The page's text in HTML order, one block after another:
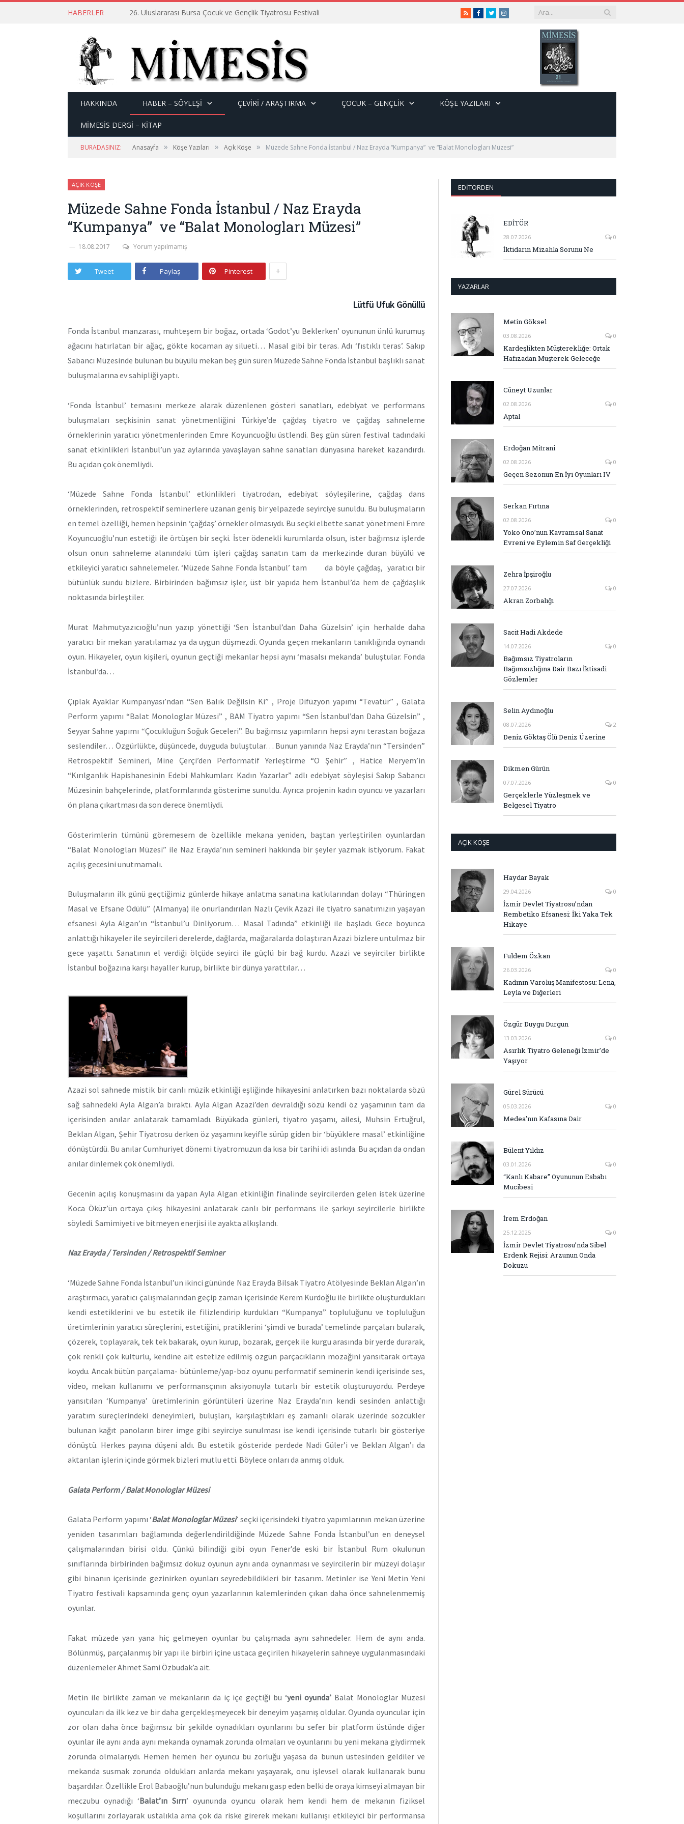
HABERLER 26. Uluslararası Bursa Çocuk ve Gençlik Tiyatrosu Festivali RSSFacebook
TwitterInstagram
HAKKINDA HABER – SÖYLEŞI ÇEVİRİ / ARAŞTIRMA ÇOCUK – GENÇLIK KÖŞE YAZILARI
MİMESİS DERGİ – KİTAP
BURADASINIZ: Anasayfa » Köşe Yazıları » Açık Köşe » Müzede Sahne Fonda İstanbul / Naz Erayda “Kumpanya” ve “Balat Monologları Müzesi”
AÇIK KÖŞE
Müzede Sahne Fonda İstanbul / Naz Erayda
“Kumpanya” ve “Balat Monologları Müzesi”
18.08.2017 Yorum yapılmamış
Tweet Paylaş Pinterest +
Lütfü Ufuk Gönüllü
Fonda İstanbul manzarası, muhteşem bir boğaz, ortada ‘Godot’yu Beklerken’ oyununun ünlü kurumuş
ağacını hatırlatan bir ağaç, gökte kocaman ay silueti… Masal gibi bir teras. Adı ‘fıstıklı teras’. Sakıp
Sabancı Müzesinde bulunan bu büyülü mekan beş gün süren Müzede Sahne Fonda İstanbul başlıklı sanat
buluşmalarına ev sahipliği yaptı.
‘Fonda İstanbul’ temasını merkeze alarak düzenlenen gösteri sanatları, edebiyat ve performans
buluşmaları seçkisinin sanat yönetmenliğini Türkiye’de çağdaş tiyatro ve çağdaş sahneleme
örneklerinin yaratıcı yönetmenlerinden Emre Koyuncuoğlu üstlendi. Beş gün süren festival tadındaki
sanat etkinlikleri İstanbul’un yaz aylarında yavaşlayan sahne sanatları dünyasına hareket kazandırdı.
Bu açıdan çok önemliydi.
‘Müzede Sahne Fonda İstanbul’ etkinlikleri tiyatrodan, edebiyat söyleşilerine, çağdaş dans
örneklerinden, retrospektif seminerlere uzanan geniş bir yelpazede seyirciye sunuldu. Bu buluşmaların
en temel özelliği, hemen hepsinin ‘çağdaş’ örnekler olmasıydı. Bu seçki elbette sanat yönetmeni Emre
Koyuncuoğlu’nun estetiği ile örtüşen bir seçki. İster ödenekli kurumlarda olsun, ister bağımsız işlerde
olsun onun sahneleme alanındaki tüm işleri çağdaş sanatın tam da merkezinde duran büyülü ve
etkileyici yaratıcı sahnelemeler. ‘Müzede Sahne Fonda İstanbul’ tam da böyle çağdaş, yaratıcı bir
bütünlük sundu bizlere. Birbirinden bağımsız işler, üst bir yapıda hem İstanbul’da hem de çağdaşlık
noktasında birleştiler.
Murat Mahmutyazıcıoğlu’nun yazıp yönettiği ‘Sen İstanbul’dan Daha Güzelsin’ için herhalde daha
yaratıcı bir mekan yaratılamaz ya da uygun düşmezdi. Oyunda geçen mekanların tanıklığında oynandı
oyun. Hikayeler, oyun kişileri, oyunun geçtiği mekanlar hepsi aynı ‘masalsı mekanda’ buluştular. Fonda
İstanbul’da…
Çıplak Ayaklar Kumpanyası’ndan “Sen Balık Değilsin Ki” , Proje Difüzyon yapımı “Tevatür” , Galata
Perform yapımı “Balat Monologlar Müzesi” , BAM Tiyatro yapımı “Sen İstanbul’dan Daha Güzelsin” ,
Seyyar Sahne yapımı “Çocukluğun Soğuk Geceleri”. Bu bağımsız yapımların hepsi aynı terastan boğaza
seslendiler… Özgürlükte, düşüncede, duyguda buluştular… Bunun yanında Naz Erayda’nın “Tersinden”
Retrospektif Semineri, Mine Çerçi’den Performatif Yerleştirme “O Şehir” , Hatice Meryem’in
“Kırılganlık Hapishanesinin Edebi Mahkumları: Kadın Yazarlar” adlı edebiyat söyleşisi Sakıp Sabancı
Müzesinin bahçelerinde, platformlarında gösterime sunuldu. Ayrıca projenin kadın oyuncu ve yazarları
ön plana çıkartması da son derece önemliydi.
Gösterimlerin tümünü göremesem de özellikle mekana yeniden, baştan yerleştirilen oyunlardan
“Balat Monologları Müzesi” ile Naz Erayda’nın semineri hakkında bir şeyler yazmak istiyorum. Fakat
açılış gecesini unutmamalı.
Buluşmaların ilk günü geçtiğimiz günlerde hikaye anlatma sanatına katkılarından dolayı “Thüringen
Masal ve Efsane Ödülü” (Almanya) ile onurlandırılan Nazlı Çevik Azazi ile tiyatro sanatımızın yaşayan
efsanesi Ayla Algan’ın “İstanbul’u Dinliyorum… Masal Tadında” etkinliği ile başladı. Gece boyunca
anlattığı hikayeler ile seyircileri derelerde, dağlarda, mağaralarda dolaştıran Azazi bizlere untulmaz bir
gece yaşattı. Sanatının el verdiği ölçüde seyirci ile güçlü bir bağ kurdu. Azazi ve seyirciler birlikte
İstanbul boğazına karşı hayaller kurup, birlikte bir dünya yarattılar…
Azazi sol sahnede mistik bir canlı müzik etkinliği eşliğinde hikayesini anlatırken bazı noktalarda sözü
sağ sahnedeki Ayla Algan’a bıraktı. Ayla Algan Azazi’den devraldığı sözü kendi öz yaşamının tam da
içerisinden anılar anlatarak tamamladı. Büyükada günleri, tiyatro yaşamı, ailesi, Muhsin Ertuğrul,
Beklan Algan, Şehir Tiyatrosu derken öz yaşamını keyifle sürüp giden bir ‘büyüklere masal’ etkinliğine
dönüştürdü. Bu anılar Cumhuriyet dönemi tiyatromuzun da kısa bir tarihi idi aslında. Bu açıdan da ondan
anılar dinlemek çok önemliydi.
Gecenin açılış konuşmasını da yapan Ayla Algan etkinliğin finalinde seyircilerden gelen istek üzerine
Koca Öküz’ün ortaya çıkış hikayesini anlatarak canlı bir performans ile şarkıyı seyircilerle birlikte
söyledi. Samimiyeti ve bitmeyen enerjisi ile ayakta alkışlandı.
Naz Erayda / Tersinden / Retrospektif Seminer
‘Müzede Sahne Fonda İstanbul’un ikinci gününde Naz Erayda Bilsak Tiyatro Atölyesinde Beklan Algan’ın
araştırmacı, yaratıcı çalışmalarından geçip zaman içerisinde Kerem Kurdoğlu ile birlikte oluşturdukları
kendi estetiklerini ve bu estetik ile filizlendirip kurdukları “Kumpanya” topluluğunu ve topluluğun
üretimlerinin yaratıcı süreçlerini, estetiğini, pratiklerini ‘şimdi ve burada’ temelinde parçaları bularak,
çözerek, toplayarak, tek tek bakarak, oyun kurup, bozarak, gerçek ile kurgu arasında bir yerde durarak,
çok renkli çok kültürlü, kendine ait estetize edilmiş özgün parçacıkların mozağini yansıtarak ortaya
koydu. Ancak bütün parçalama- bütünleme/yap-boz oyunu performatif seminerin kendi içerisinde ses,
video, mekan kullanımı ve performansçının aksiyonuyla tutarlı bir estetik oluşturuyordu. Perdeye
yansıtılan ‘Kumpanya’ üretimlerinin görüntüleri üzerine Naz Erayda’nın kendi sesinden anlattığı
yaratım süreçlerindeki deneyimleri, buluşları, karşılaştıkları eş zamanlı olarak üzerinde sözcükler
bulunan kağıt panoların birer imge gibi seyirciye sunulması ise kendi içerisinde tutarlı bir gösteriye
dönüştü. Herkes payına düşeni aldı. Bu estetik gösteride perdede Nadi Güler’i ve Beklan Algan’ı da
aktarılan işlerin içinde görmek bizleri mutlu etti. Böylece onları da anmış olduk.
Galata Perform / Balat Monologlar Müzesi
Galata Perform yapımı ‘Balat Monologlar Müzesi’ seçki içerisindeki tiyatro yapımlarının mekan üzerine
yeniden tasarımları bağlamında değerlendirildiğinde Müzede Sahne Fonda İstanbul’un en deneysel
çalışmalarından birisi oldu. Çünkü bilindiği gibi oyun Fener’de eski bir İstanbul Rum okulunun
sınıflarında birbirinden bağımsız dokuz oyunun aynı anda oynanması ve seyircilerin bir müzeyi dolaşır
gibi binanın içerisinde gezinirken oyunları seyredebildikleri bir tasarım. Metinler ise Yeni Metin Yeni
Tiyatro festivali kapsamında genç oyun yazarlarının kalemlerinden çıkan daha önce sahnelenmemiş
oyunlar.
Fakat müzede yan yana hiç gelmeyen oyunlar bu çalışmada aynı sahnedeler. Hem de aynı anda.
Bölünmüş, parçalanmış bir yapı ile birbiri içine ustaca geçirilen hikayelerin sahneye uygulanmasındaki
düzenlemeler Ahmet Sami Özbudak’a ait.
Metin ile birlikte zaman ve mekanların da iç içe geçtiği bu ‘yeni oyunda’ Balat Monologlar Müzesi
oyuncuları da ilk kez ve bir daha gerçekleşmeyecek bir deneyim yaşamış oldular. Oyunda oyuncular için
zor olan daha önce bağımsız bir şekilde oynadıkları oyunlarını bu sefer bir platform üstünde diğer
oyunlar ile aynı anda aynı mekanda oynamak zorunda olmaları ve oyunlarını bu yeni mekana giydirmek
zorunda olmalarıydı. Hemen hemen her oyuncu bu zorluğu yaşasa da bunun üstesinden geldiler ve
mekanda susmak zorunda oldukları anlarda mekanı yaşayarak, onu işlevsel olarak kullanarak bunu
başardılar. Özellikle Erol Babaoğlu’nun bulunduğu mekanı gasp eden belki de oraya kimseyi almayan bir
meczubu oynadığı ‘Balat’ın Sırrı’ oyununda oyuncu olarak hem kendi hem de mekanın fiziksel
koşullarını zorlayarak ustalıkla ama çok da riske girerek mekanı kullanışı etkileyici bir performansa
EDITÖRDEN
EDİTÖR
28.07.2026 0
İktidarın Mizahla Sorunu Ne
YAZARLAR
Metin Göksel
03.08.2026 0
Kardeşlikten Müşterekliğe: Ortak
Hafızadan Müşterek Geleceğe
Cüneyt Uzunlar
02.08.2026 0
Aptal
Erdoğan Mitrani
02.08.2026 0
Geçen Sezonun En İyi Oyunları IV
Serkan Fırtına
02.08.2026 0
Yoko Ono’nun Kavramsal Sanat
Evreni ve Eylemin Saf Gerçekliği
Zehra İpşiroğlu
27.07.2026 0
Akran Zorbalığı
Sacit Hadi Akdede
14.07.2026 0
Bağımsız Tiyatroların
Bağımsızlığına Dair Bazı İktisadi
Gözlemler
Selin Aydınoğlu
08.07.2026 2
Deniz Göktaş Ölü Deniz Üzerine
Dikmen Gürün
07.07.2026 0
Gerçeklerle Yüzleşmek ve
Belgesel Tiyatro
AÇIK KÖŞE
Haydar Bayak
29.04.2026 0
İzmir Devlet Tiyatrosu’ndan
Rembetiko Efsanesi: İki Yaka Tek
Hikaye
Fuldem Özkan
26.03.2026 0
Kadının Varoluş Manifestosu: Lena,
Leyla ve Diğerleri
Özgür Duygu Durgun
13.03.2026 0
Asırlık Tiyatro Geleneği İzmir’de
Yaşıyor
Gürel Sürücü
05.03.2026 0
Medea’nın Kafasına Dair
Bülent Yıldız
03.01.2026 0
“Kanlı Kabare” Oyununun Esbabı
Mucibesi
İrem Erdoğan
25.12.2025 0
İzmir Devlet Tiyatrosu’nda Sibel
Erdenk Rejisi: Arzunun Onda
Dokuzu